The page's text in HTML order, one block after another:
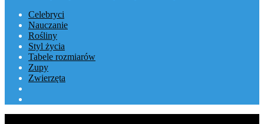
Celebryci
Nauczanie
Rośliny
Styl życia
Tabele rozmiarów
Zupy
Zwierzęta